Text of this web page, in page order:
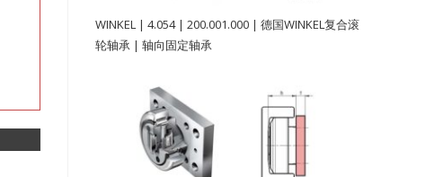
WINKEL | 4.054 | 200.001.000 | 德国WINKEL复合滚
轮轴承 | 轴向固定轴承